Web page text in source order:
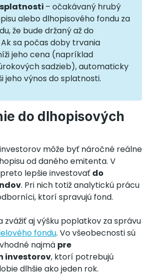
– očakávaný hrubý
alebo dlhopisového fondu za
že bude držaný až do
sa počas doby trvania
jeho cena (napríklad
sadzieb), automaticky
jeho výnos do splatnosti.
do dlhopisových
môže byť náročné reálne
od daného emitenta. V
lepšie investovať do
. Pri nich totiž analytickú prácu
ktorí spravujú fond.
aj výšku poplatkov za správu
fondu. Vo všeobecnosti sú
najmä pre
investorov, ktorí potrebujú
dlhšie ako jeden rok.